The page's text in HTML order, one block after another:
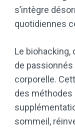
s’intègre
quotidiennes
Le biohacking,
de passionnés
corporelle.
des méthodes
sommeil,